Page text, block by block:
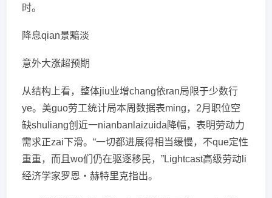
时。
降息qian景黯淡
意外大涨超预期
从结构上看，整体jiu业增chang依ran局限于少数行
ye。美guo劳工统计局本周数据表ming，2月职位空
缺shuliang创近一nianbanlaizuida降幅，表明劳动力
需求正zai下滑。“一切都进展得相当缓慢，不que定性
重重，而且wo们仍在驱逐移民，”Lightcast高级劳动li
经济学家罗恩・赫特里克指出。